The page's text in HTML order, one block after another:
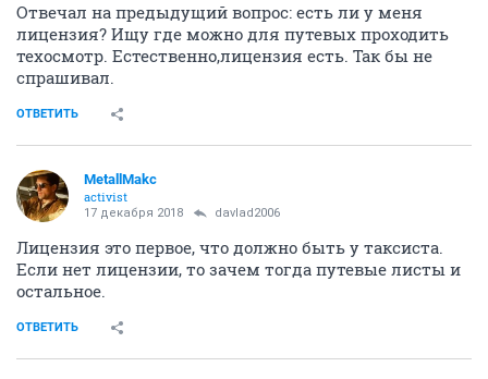
Отвечал на предыдущий вопрос: есть ли у меня
лицензия? Ищу где можно для путевых проходить
техосмотр. Естественно,лицензия есть. Так бы не
спрашивал.
ОТВЕТИТЬ
MetallMakc
activist
17 декабря 2018 davlad2006
Лицензия это первое, что должно быть у таксиста.
Если нет лицензии, то зачем тогда путевые листы и
остальное.
ОТВЕТИТЬ